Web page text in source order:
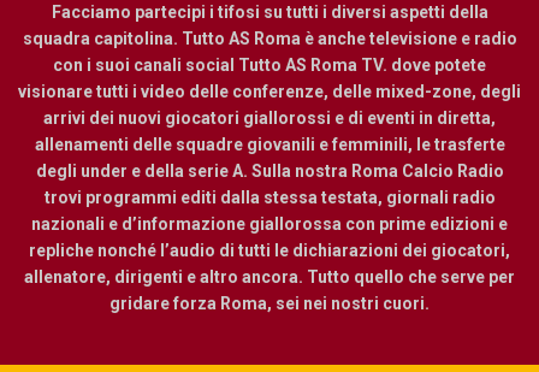
Facciamo partecipi i tifosi su tutti i diversi aspetti della
squadra capitolina. Tutto AS Roma è anche televisione e radio
con i suoi canali social Tutto AS Roma TV. dove potete
visionare tutti i video delle conferenze, delle mixed-zone, degli
arrivi dei nuovi giocatori giallorossi e di eventi in diretta,
allenamenti delle squadre giovanili e femminili, le trasferte
degli under e della serie A. Sulla nostra Roma Calcio Radio
trovi programmi editi dalla stessa testata, giornali radio
nazionali e d’informazione giallorossa con prime edizioni e
repliche nonché l’audio di tutti le dichiarazioni dei giocatori,
allenatore, dirigenti e altro ancora. Tutto quello che serve per
gridare forza Roma, sei nei nostri cuori.